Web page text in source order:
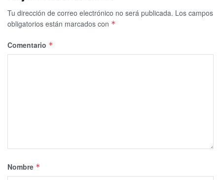
Tu dirección de correo electrónico no será publicada. Los campos
obligatorios están marcados con *
Comentario *
Nombre *